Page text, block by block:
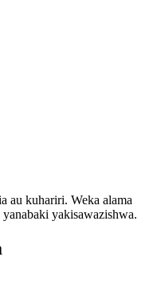
au kuhariri. Weka alama
yakisawazishwa.